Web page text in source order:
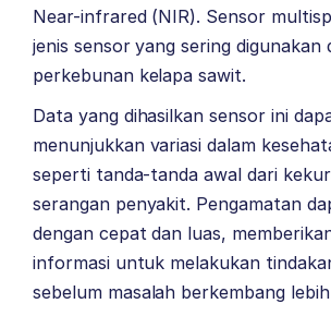
Near-infrared (NIR). Sensor
jenis sensor yang sering digunakan
perkebunan kelapa sawit.
Data yang dihasilkan sensor ini
menunjukkan variasi dalam
seperti tanda-tanda awal dari
serangan penyakit. Pengamatan
dengan cepat dan luas,
informasi untuk melakukan
sebelum masalah berkembang